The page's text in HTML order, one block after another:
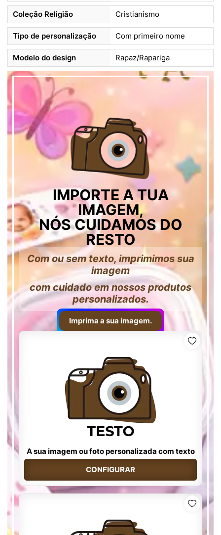
Coleção Religião Cristianismo
Tipo de personalização Com primeiro nome
Modelo do design Rapaz/Rapariga
IMPORTE A TUA
IMAGEM,
NÓS CUIDAMOS DO
RESTO
Com ou sem texto, imprimimos sua
imagem
com cuidado em nossos produtos
personalizados.
Imprima a sua imagem.
A sua imagem ou foto personalizada com texto
CONFIGURAR